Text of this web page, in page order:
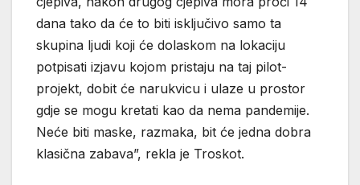
dana tako da će to biti isključivo samo ta
skupina ljudi koji će dolaskom na lokaciju
potpisati izjavu kojom pristaju na taj pilot-
projekt, dobit će narukvicu i ulaze u prostor
gdje se mogu kretati kao da nema pandemije.
Neće biti maske, razmaka, bit će jedna dobra
klasična zabava”, rekla je Troskot.